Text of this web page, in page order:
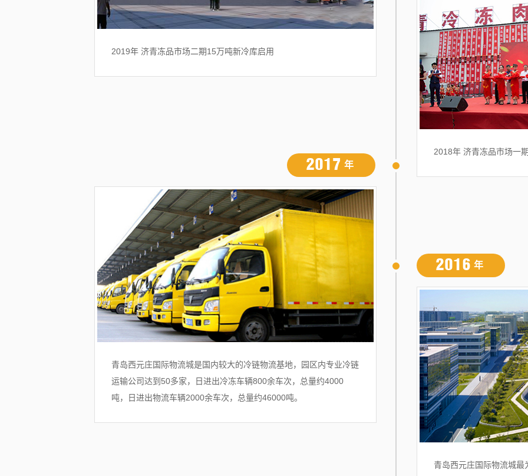
2019年 济青冻品市场二期15万吨新冷库启用
2018年 济青冻品市场一
2017 年
青岛西元庄国际物流城是国内较大的冷链物流基地，园区内专业冷链
运输公司达到50多家，日进出冷冻车辆800余车次，总量约4000
吨，日进出物流车辆2000余车次，总量约46000吨。
2016 年
青岛西元庄国际物流城最